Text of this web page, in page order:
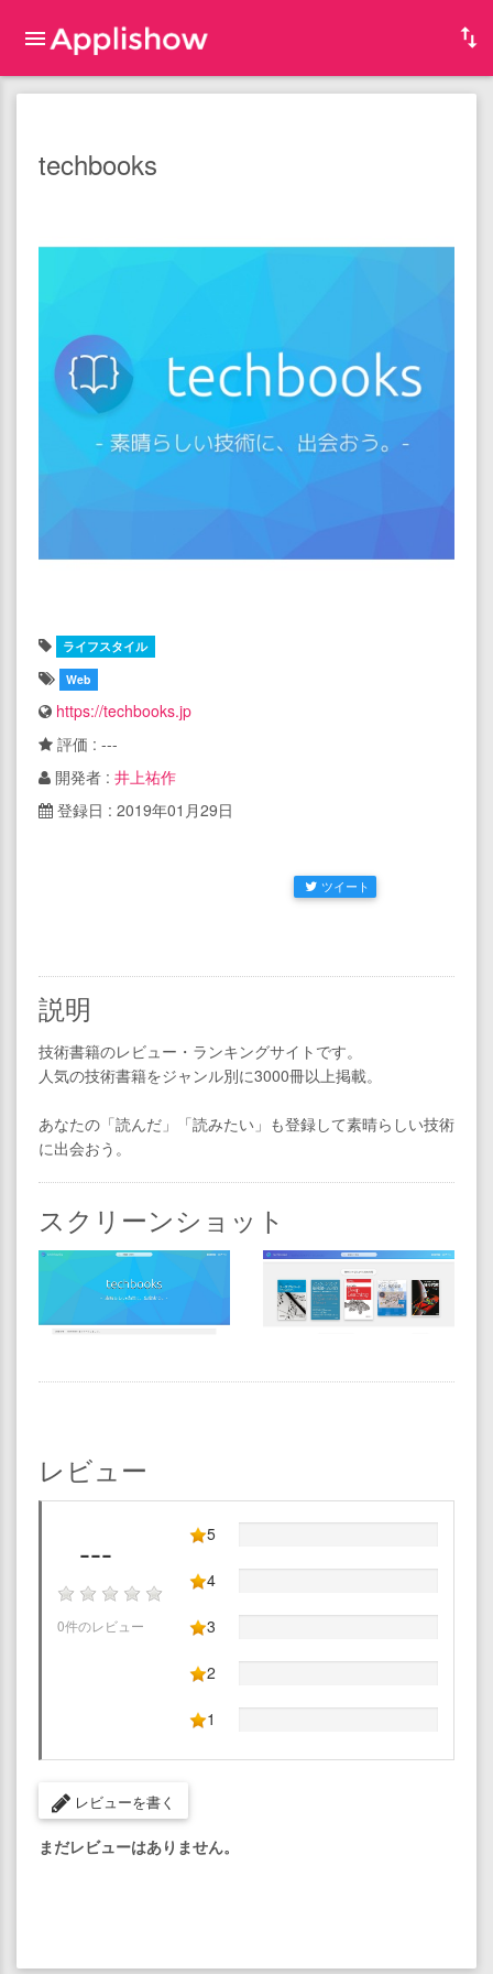
techbooks
ライフスタイル
Web
https://techbooks.jp
評価 : ---
開発者 : 井上祐作
登録日 : 2019年01月29日
ツイート
説明
技術書籍のレビュー・ランキングサイトです。
人気の技術書籍をジャンル別に3000冊以上掲載。
あなたの「読んだ」「読みたい」も登録して素晴らしい技術
に出会おう。
スクリーンショット
レビュー
---
0件のレビュー
5
4
3
2
1
レビューを書く
まだレビューはありません。